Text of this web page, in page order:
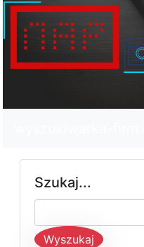
Szukaj...
Wyszukaj